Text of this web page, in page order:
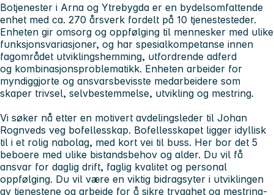
Botjenester i Arna og Ytrebygda er en bydelsomfattende
enhet med ca. 270 årsverk fordelt på 10 tjenestesteder.
Enheten gir omsorg og oppfølging til mennesker med ulike
funksjonsvariasjoner, og har spesialkompetanse innen
fagområdet utviklingshemming, utfordrende adferd
og kombinasjonsproblematikk. Enheten arbeider for
myndiggjorte og ansvarsbevisste medarbeidere som
skaper trivsel, selvbestemmelse, utvikling og mestring.
Vi søker nå etter en motivert avdelingsleder til Johan
Rognveds veg bofellesskap. Bofellesskapet ligger idyllisk
til i et rolig nabolag, med kort vei til buss. Her bor det 5
beboere med ulike bistandsbehov og alder. Du vil få
ansvar for daglig drift, faglig kvalitet og personal
oppfølging. Du vil være en viktig bidragsyter i utviklingen
av tjenestene og arbeide for å sikre trygghet og mestring-